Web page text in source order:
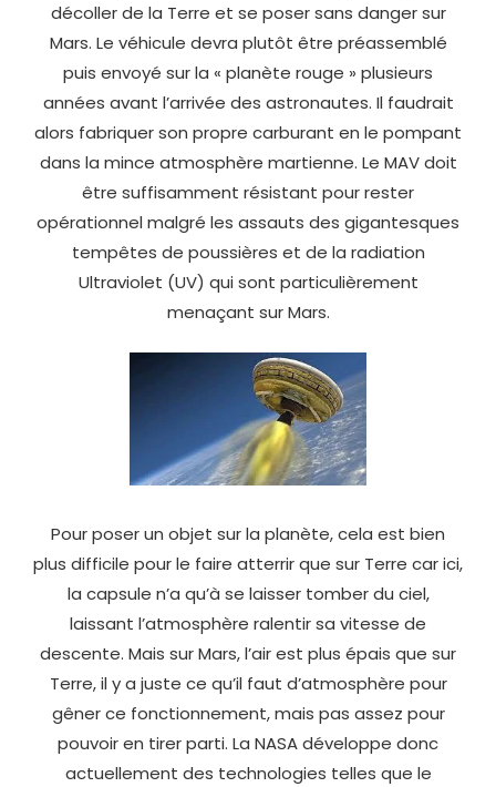
décoller de la Terre et se poser sans danger sur
Mars. Le véhicule devra plutôt être préassemblé
puis envoyé sur la « planète rouge » plusieurs
années avant l’arrivée des astronautes. Il faudrait
alors fabriquer son propre carburant en le pompant
dans la mince atmosphère martienne. Le MAV doit
être suffisamment résistant pour rester
opérationnel malgré les assauts des gigantesques
tempêtes de poussières et de la radiation
Ultraviolet (UV) qui sont particulièrement
menaçant sur Mars.
Pour poser un objet sur la planète, cela est bien
plus difficile pour le faire atterrir que sur Terre car ici,
la capsule n’a qu’à se laisser tomber du ciel,
laissant l’atmosphère ralentir sa vitesse de
descente. Mais sur Mars, l’air est plus épais que sur
Terre, il y a juste ce qu’il faut d’atmosphère pour
gêner ce fonctionnement, mais pas assez pour
pouvoir en tirer parti. La NASA développe donc
actuellement des technologies telles que le